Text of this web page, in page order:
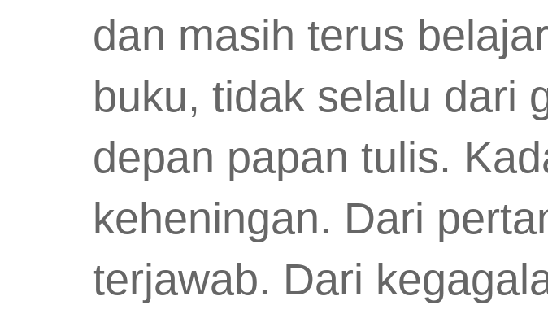
dan masih terus
buku, tidak selalu dari
depan papan tulis.
keheningan. Dari
terjawab. Dari